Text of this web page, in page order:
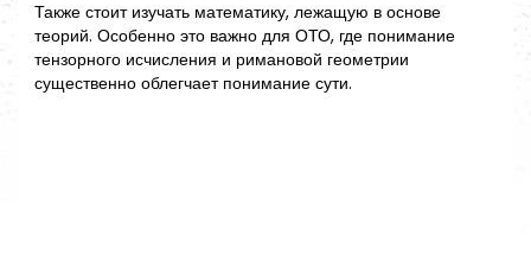
Также стоит изучать математику, лежащую в основе
теорий. Особенно это важно для ОТО, где понимание
тензорного исчисления и римановой геометрии
существенно облегчает понимание сути.